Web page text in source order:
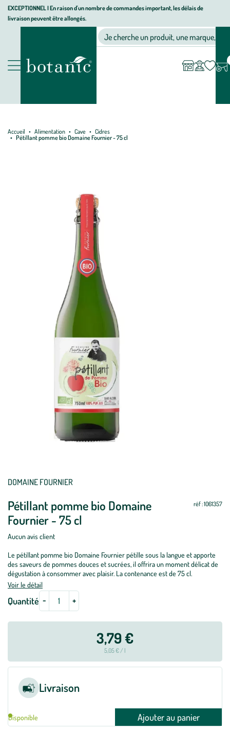
Aller
Aller
au
Aller
au
page
EXCEPTIONNEL I En raison d'un nombre de commandes important, les délais de
livraison peuvent être allongés.
Nos produits
Jardinerie écologique, animalerie, décoration, alimentation bio
Je cherche un produit, une marque, un
compte
Accueil Alimentation Cave
Cidres
Pétillant pomme bio Domaine Fournier - 75 cl
DOMAINE FOURNIER
Pétillant pomme bio Domaine
Fournier - 75 cl
réf : 1061357
Aucun avis client
Le pétillant pomme bio Domaine Fournier pétille sous la langue et apporte
des saveurs de pommes douces et sucrées, il offrira un moment délicat de
dégustation à consommer avec plaisir. La contenance est de 75 cl.
Voir le détail
Quantité
Mettre
jour
-
Mettre
jour
+
3,79 €
5,05 € / l
Livraison
Disponible Ajouter au panier